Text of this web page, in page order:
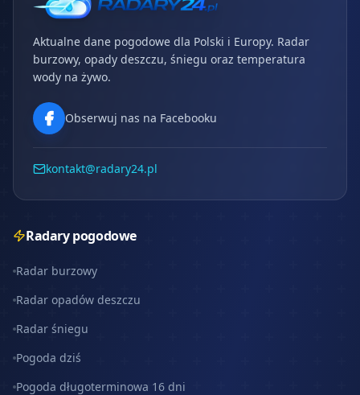
Aktualne dane pogodowe dla Polski i Europy. Radar
burzowy, opady deszczu, śniegu oraz temperatura
wody na żywo.
Obserwuj nas na Facebooku
kontakt@radary24.pl
Radary pogodowe
Radar burzowy
Radar opadów deszczu
Radar śniegu
Pogoda dziś
Pogoda długoterminowa 16 dni